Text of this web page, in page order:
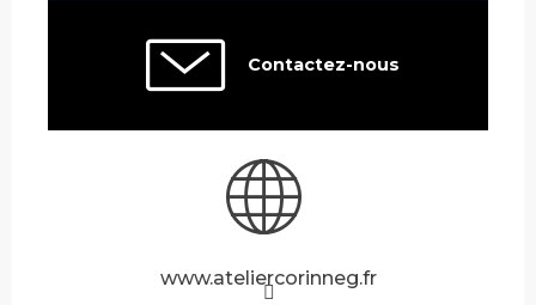
Contactez-nous
www.ateliercorinneg.fr